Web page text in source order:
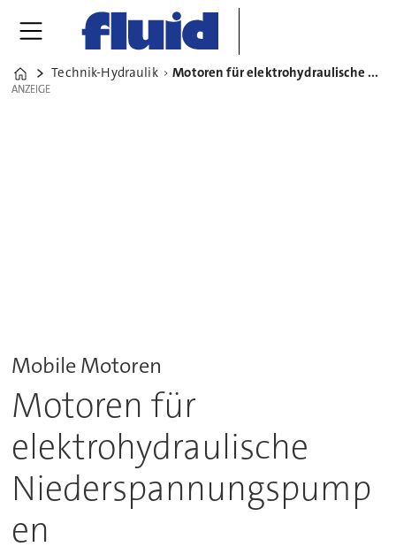
Home
Technik-Hydraulik Motoren für elektrohydraulische Niederspannungspumpen
ANZEIGE
ANZEIGE
Mobile Motoren
Motoren für
elektrohydraulische
Niederspannungspump
en